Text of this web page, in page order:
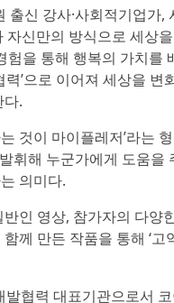
출신 강사·사회적기업
자신만의 방식으로 세
을 통해 행복의 가치를
력’으로 이어져 세상을
.
것이 마이플레저’라
휘해 누군가에게 도움
의미다.
인 영상, 참가자의 다
께 만든 작품을 통해 ‘
협력 대표기관으로서